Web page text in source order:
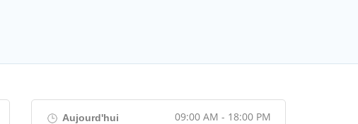
Aujourd'hui 09:00 AM - 18:00 PM